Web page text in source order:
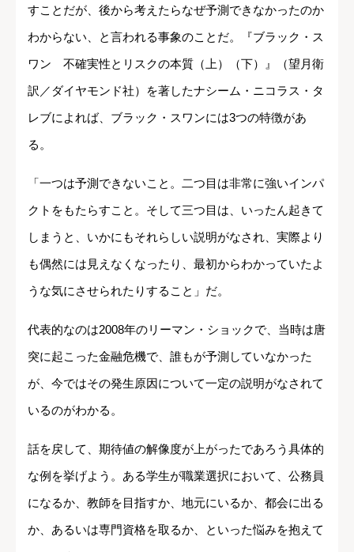
すことだが、後から考えたらなぜ予測できなかったのか
わからない、と言われる事象のことだ。『ブラック・ス
ワン 不確実性とリスクの本質（上）（下）』（望月衛
訳／ダイヤモンド社）を著したナシーム・ニコラス・タ
レブによれば、ブラック・スワンには3つの特徴があ
る。
「一つは予測できないこと。二つ目は非常に強いインパ
クトをもたらすこと。そして三つ目は、いったん起きて
しまうと、いかにもそれらしい説明がなされ、実際より
も偶然には見えなくなったり、最初からわかっていたよ
うな気にさせられたりすること」だ。
代表的なのは2008年のリーマン・ショックで、当時は唐
突に起こった金融危機で、誰もが予測していなかった
が、今ではその発生原因について一定の説明がなされて
いるのがわかる。
話を戻して、期待値の解像度が上がったであろう具体的
な例を挙げよう。ある学生が職業選択において、公務員
になるか、教師を目指すか、地元にいるか、都会に出る
か、あるいは専門資格を取るか、といった悩みを抱えて